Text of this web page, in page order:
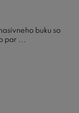
buku so
par ...